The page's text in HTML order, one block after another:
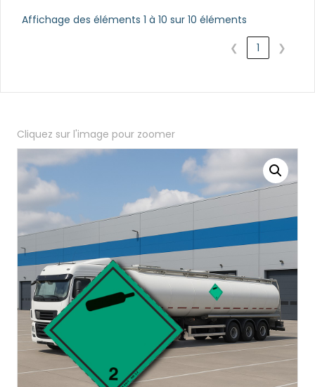
Affichage des éléments 1 à 10 sur 10 éléments
❮
1 ❯
Cliquez sur l'image pour zoomer